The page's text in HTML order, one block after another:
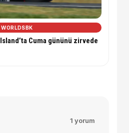
WORLDSBK
Cuma gününü zirvede
1 yorum